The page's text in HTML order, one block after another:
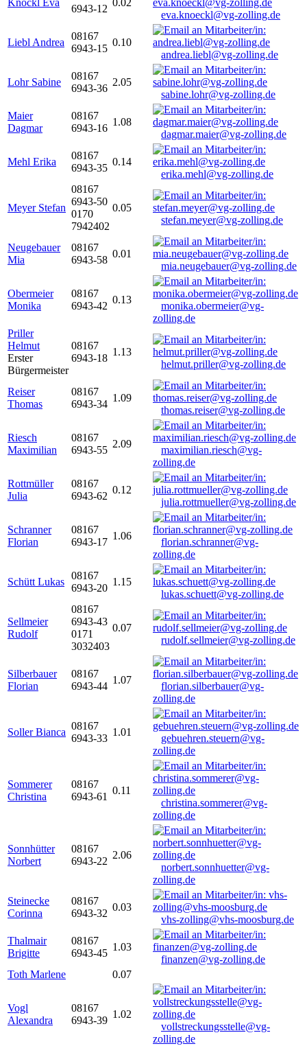
Knöckl Eva
6943-12
0.02
eva.knoeckl@vg-zolling.de
Liebl Andrea
08167
6943-15
0.10
andrea.liebl@vg-zolling.de
Lohr Sabine
08167
6943-36
2.05
sabine.lohr@vg-zolling.de
Maier
Dagmar
08167
6943-16
1.08
dagmar.maier@vg-zolling.de
Mehl Erika
08167
6943-35
0.14
erika.mehl@vg-zolling.de
Meyer Stefan
08167
6943-50
0170
7942402
0.05
stefan.meyer@vg-zolling.de
Neugebauer
Mia
08167
6943-58
0.01
mia.neugebauer@vg-zolling.de
Obermeier
Monika
08167
6943-42
0.13
monika.obermeier@vg-
zolling.de
Priller
Helmut
Erster
Bürgermeister
08167
6943-18
1.13
helmut.priller@vg-zolling.de
Reiser
Thomas
08167
6943-34
1.09
thomas.reiser@vg-zolling.de
Riesch
Maximilian
08167
6943-55
2.09
maximilian.riesch@vg-
zolling.de
Rottmüller
Julia
08167
6943-62
0.12
julia.rottmueller@vg-zolling.de
Schranner
Florian
08167
6943-17
1.06
florian.schranner@vg-
zolling.de
Schütt Lukas
08167
6943-20
1.15
lukas.schuett@vg-zolling.de
Sellmeier
Rudolf
08167
6943-43
0171
3032403
0.07
rudolf.sellmeier@vg-zolling.de
Silberbauer
Florian
08167
6943-44
1.07
florian.silberbauer@vg-
zolling.de
Soller Bianca
08167
6943-33
1.01
gebuehren.steuern@vg-
zolling.de
Sommerer
Christina
08167
6943-61
0.11
christina.sommerer@vg-
zolling.de
Sonnhütter
Norbert
08167
6943-22
2.06
norbert.sonnhuetter@vg-
zolling.de
Steinecke
Corinna
08167
6943-32
0.03
vhs-zolling@vhs-moosburg.de
Thalmair
Brigitte
08167
6943-45
1.03
finanzen@vg-zolling.de
Toth Marlene
0.07
Vogl
Alexandra
08167
6943-39
1.02
vollstreckungsstelle@vg-
zolling.de